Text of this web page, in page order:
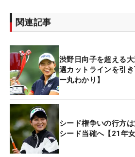
る。“女子ゴルフ人気”の高さは
に類を見ない高額大会として行
た。なんと、その賞金総額は3億
4000万円もツアーNo.1の高額賞
からさらに6000万円もアップす
国内女子ツアーは、一部のメジ
総額の18％が優勝賞金に割り振
ど。それに当てはめると、優勝
関連記事
渋野日向子を超える
選カットラインを引
ー丸わかり】
シード権争いの行方
シード当確へ【21年